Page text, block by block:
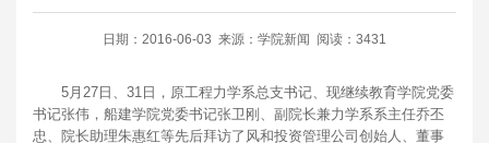
日期：2016-06-03 来源：学院新闻 阅读：3431
5月27日、31日，原工程力学系总支书记、现继续教育学院党委
书记张伟，船建学院党委书记张卫刚、副院长兼力学系系主任乔丕
忠、院长助理朱惠红等先后拜访了风和投资管理公司创始人、董事